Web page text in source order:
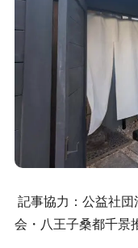
記事協力：公益社
会・八王子桑都千景